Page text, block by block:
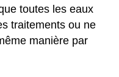
toutes les eaux
traitements ou ne
manière par